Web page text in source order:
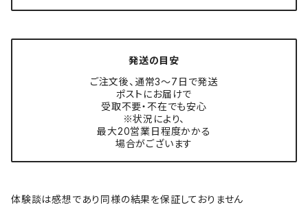
発送の目安
ご注文後、通常3〜7日で発送
ポストにお届けで
受取不要・不在でも安心
※状況により、
最大20営業日程度かかる
場合がございます
体験談は感想であり同様の結果を保証しておりません